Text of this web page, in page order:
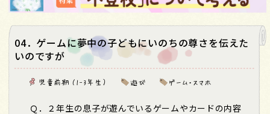
04．ゲームに夢中の子どもにいのちの尊さを伝えた
いのですが
児童前期 （1-3年生） 遊び ゲーム・スマホ
Ｑ．２年生の息子が遊んでいるゲームやカードの内容